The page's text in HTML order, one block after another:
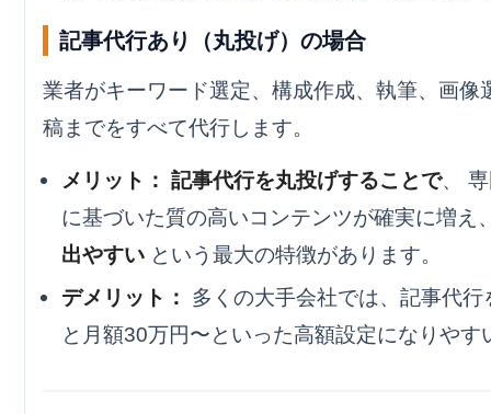
記事代行あり（丸投げ）の場合
業者がキーワード選定、構成作成、執筆、画像
稿までをすべて代行します。
メリット： 記事代行を丸投げすることで、
に基づいた質の高いコンテンツが確実に増え
出やすい という最大の特徴があります。
デメリット： 多くの大手会社では、記事代行
と月額30万円〜といった高額設定になりやす